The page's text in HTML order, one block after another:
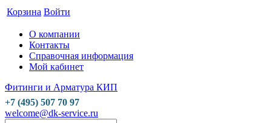
Корзина Войти
О компании
Контакты
Справочная информация
Мой кабинет
Фитинги и Арматура КИП
+7 (495) 507 70 97
welcome@dk-service.ru